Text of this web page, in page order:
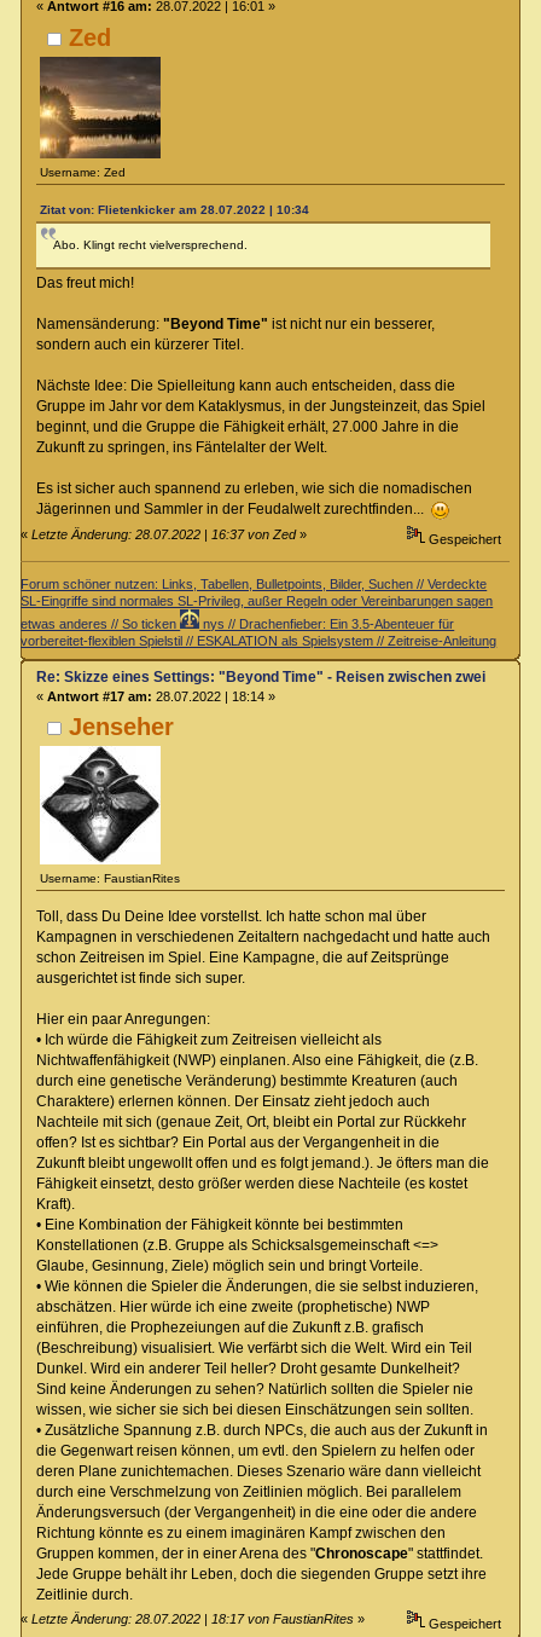
Zed
Username: Zed
« Antwort #16 am: 28.07.2022 | 16:01 »
Zitat von: Flietenkicker am 28.07.2022 | 10:34
Abo. Klingt recht vielversprechend.
Das freut mich!
Namensänderung: "Beyond Time" ist nicht nur ein besserer,
sondern auch ein kürzerer Titel.
Nächste Idee: Die Spielleitung kann auch entscheiden, dass die
Gruppe im Jahr vor dem Kataklysmus, in der Jungsteinzeit, das Spiel
beginnt, und die Gruppe die Fähigkeit erhält, 27.000 Jahre in die
Zukunft zu springen, ins Fäntelalter der Welt.
Es ist sicher auch spannend zu erleben, wie sich die nomadischen
Jägerinnen und Sammler in der Feudalwelt zurechtfinden...
«Letzte Änderung: 28.07.2022 | 16:37 von Zed» Gespeichert
Forum schöner nutzen: Links, Tabellen, Bulletpoints, Bilder, Suchen // Verdeckte
SL-Eingriffe sind normales SL-Privileg, außer Regeln oder Vereinbarungen sagen
etwas anderes // So ticken
nys // Drachenfieber: Ein 3.5-Abenteuer für
vorbereitet-flexiblen Spielstil // ESKALATION als Spielsystem // Zeitreise-Anleitung
Jenseher
Username: FaustianRites
Re: Skizze eines Settings: "Beyond Time" - Reisen zwischen zwei
« Antwort #17 am: 28.07.2022 | 18:14 »
Toll, dass Du Deine Idee vorstellst. Ich hatte schon mal über
Kampagnen in verschiedenen Zeitaltern nachgedacht und hatte auch
schon Zeitreisen im Spiel. Eine Kampagne, die auf Zeitsprünge
ausgerichtet ist finde sich super.
Hier ein paar Anregungen:
• Ich würde die Fähigkeit zum Zeitreisen vielleicht als
Nichtwaffenfähigkeit (NWP) einplanen. Also eine Fähigkeit, die (z.B.
durch eine genetische Veränderung) bestimmte Kreaturen (auch
Charaktere) erlernen können. Der Einsatz zieht jedoch auch
Nachteile mit sich (genaue Zeit, Ort, bleibt ein Portal zur Rückkehr
offen? Ist es sichtbar? Ein Portal aus der Vergangenheit in die
Zukunft bleibt ungewollt offen und es folgt jemand.). Je öfters man die
Fähigkeit einsetzt, desto größer werden diese Nachteile (es kostet
Kraft).
• Eine Kombination der Fähigkeit könnte bei bestimmten
Konstellationen (z.B. Gruppe als Schicksalsgemeinschaft <=>
Glaube, Gesinnung, Ziele) möglich sein und bringt Vorteile.
• Wie können die Spieler die Änderungen, die sie selbst induzieren,
abschätzen. Hier würde ich eine zweite (prophetische) NWP
einführen, die Prophezeiungen auf die Zukunft z.B. grafisch
(Beschreibung) visualisiert. Wie verfärbt sich die Welt. Wird ein Teil
Dunkel. Wird ein anderer Teil heller? Droht gesamte Dunkelheit?
Sind keine Änderungen zu sehen? Natürlich sollten die Spieler nie
wissen, wie sicher sie sich bei diesen Einschätzungen sein sollten.
• Zusätzliche Spannung z.B. durch NPCs, die auch aus der Zukunft in
die Gegenwart reisen können, um evtl. den Spielern zu helfen oder
deren Plane zunichtemachen. Dieses Szenario wäre dann vielleicht
durch eine Verschmelzung von Zeitlinien möglich. Bei parallelem
Änderungsversuch (der Vergangenheit) in die eine oder die andere
Richtung könnte es zu einem imaginären Kampf zwischen den
Gruppen kommen, der in einer Arena des "Chronoscape" stattfindet.
Jede Gruppe behält ihr Leben, doch die siegenden Gruppe setzt ihre
Zeitlinie durch.
«Letzte Änderung: 28.07.2022 | 18:17 von FaustianRites » Gespeichert